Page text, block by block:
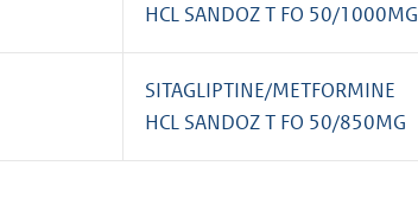
HCL SANDOZ T FO 50/1000MG
SITAGLIPTINE/METFORMINE
HCL SANDOZ T FO 50/850MG